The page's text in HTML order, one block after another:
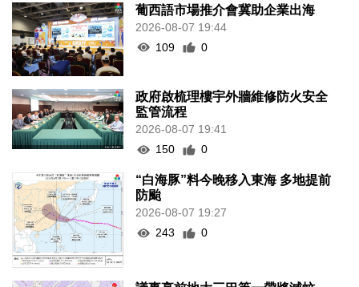
葡西語市場推介會冀助企業出海
2026-08-07 19:44
109
0
政府啟梳理樓宇外牆維修防火安全
監管流程
2026-08-07 19:41
150
0
“白海豚”料今晚移入東海 多地提前
防颱
2026-08-07 19:27
243
0